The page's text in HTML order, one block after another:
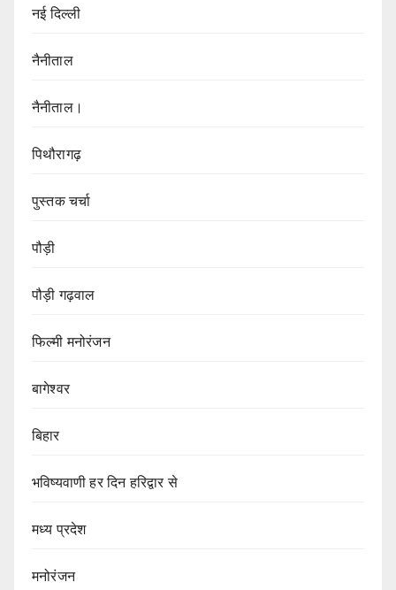
नई दिल्ली
नैनीताल
नैनीताल।
पिथौरागढ़
पुस्तक चर्चा
पौड़ी
पौड़ी गढ़वाल
फिल्मी मनोरंजन
बागेश्वर
बिहार
भविष्यवाणी हर दिन हरिद्वार से
मध्य प्रदेश
मनोरंजन